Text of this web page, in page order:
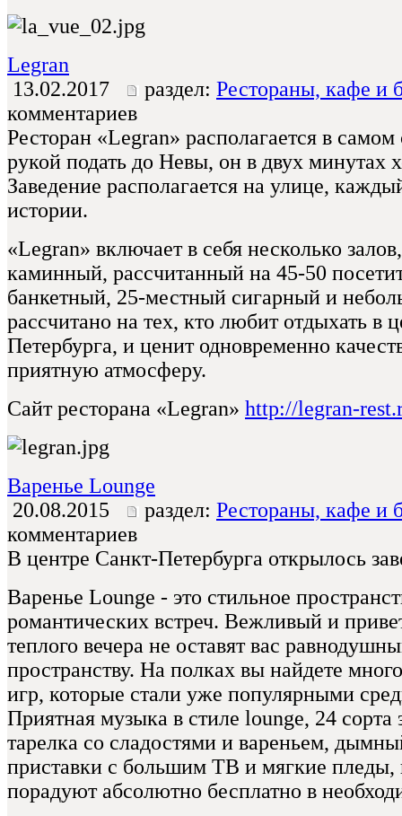
Legran
13.02.2017
раздел: Рестораны, кафе и
комментариев
Ресторан «Legran» располагается в
рукой подать до Невы, он в двух минутах
Заведение располагается на улице,
истории.
«Legran» включает в себя несколько
каминный, рассчитанный на 45-50
банкетный, 25-местный сигарный и
рассчитано на тех, кто любит отдыхать в
Петербурга, и ценит одновременно
приятную атмосферу.
Сайт ресторана «Legran» http://legran-
Варенье Lounge
20.08.2015
раздел: Рестораны, кафе и
комментариев
В центре Санкт-Петербурга открылось
Варенье Lounge - это стильное
романтических встреч. Вежливый и
теплого вечера не оставят вас
пространству. На полках вы найдете
игр, которые стали уже популярными
Приятная музыка в стиле lounge, 24 сорта
тарелка со сладостями и вареньем,
приставки с большим ТВ и мягкие пледы,
порадуют абсолютно бесплатно в